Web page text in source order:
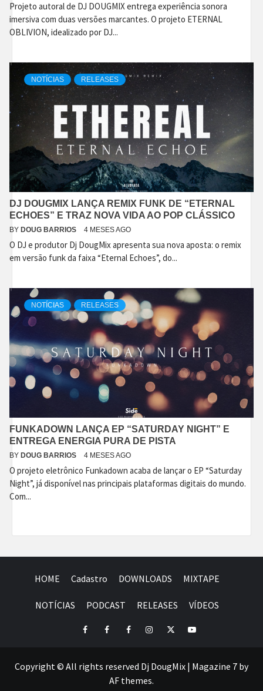
Projeto autoral de DJ DOUGMIX entrega experiência sonora
imersiva com duas versões marcantes. O projeto ETERNAL
OBLIVION, idealizado por DJ...
NOTÍCIAS RELEASES
DJ DOUGMIX LANÇA REMIX FUNK DE “ETERNAL
ECHOES” E TRAZ NOVA VIDA AO POP CLÁSSICO
BY DOUG BARRIOS 4 MESES AGO
O DJ e produtor Dj DougMix apresenta sua nova aposta: o remix
em versão funk da faixa “Eternal Echoes”, do...
NOTÍCIAS RELEASES
FUNKADOWN LANÇA EP “SATURDAY NIGHT” E
ENTREGA ENERGIA PURA DE PISTA
BY DOUG BARRIOS 4 MESES AGO
O projeto eletrônico Funkadown acaba de lançar o EP “Saturday
Night”, já disponível nas principais plataformas digitais do mundo.
Com...
HOME Cadastro DOWNLOADS MIXTAPE
NOTÍCIAS PODCAST RELEASES VÍDEOS
FacebookPerfil
Perfil
InstagramTwitterYoutube
Copyright © All rights reserved Dj DougMix | Magazine 7 by
AF themes.